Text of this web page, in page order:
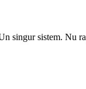
singur sistem. Nu